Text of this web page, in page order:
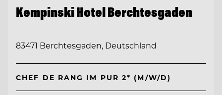
Kempinski Hotel Berchtesgaden
83471 Berchtesgaden, Deutschland
CHEF DE RANG IM PUR 2* (M/W/D)